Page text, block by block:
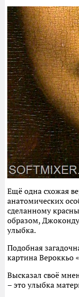
Ещё одна схожая
анатомических
сделанному
образом,
улыбка.
Подобная
картина Вероккьо
Высказал своё
– это улыбка